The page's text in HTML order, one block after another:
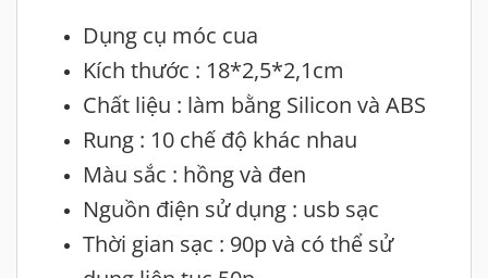
Dụng cụ móc cua
Kích thước : 18*2,5*2,1cm
Chất liệu : làm bằng Silicon và ABS
Rung : 10 chế độ khác nhau
Màu sắc : hồng và đen
Nguồn điện sử dụng : usb sạc
Thời gian sạc : 90p và có thể sử